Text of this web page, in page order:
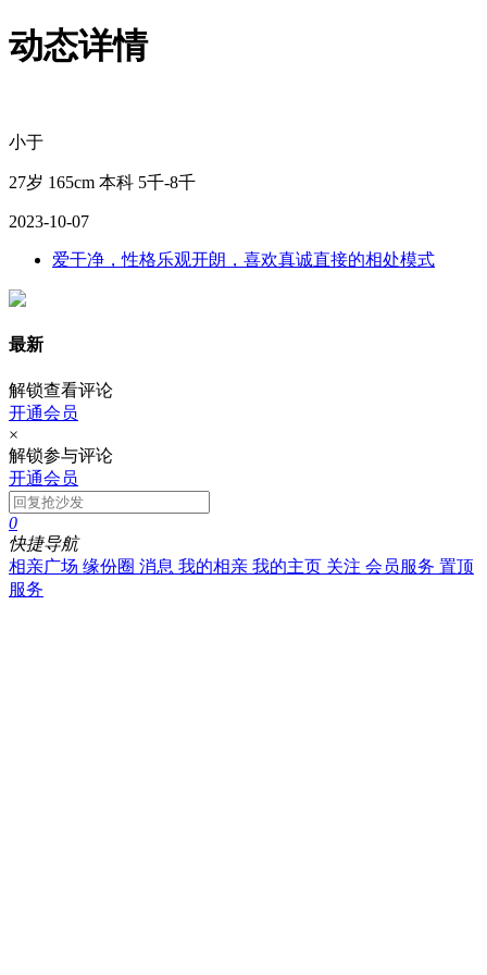
动态详情
小于
27岁 165cm 本科 5千-8千
2023-10-07
爱干净，性格乐观开朗，喜欢真诚直接的相处模式
最新
解锁查看评论
开通会员
×
解锁参与评论
开通会员
0
快捷导航
相亲广场 缘份圈 消息 我的相亲 我的主页 关注 会员服务 置顶
服务